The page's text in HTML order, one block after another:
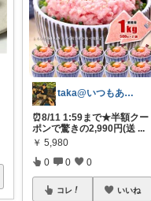
taka@いつもありがとうございます✨
⏰8/11 1:59まで★半額クー
ポンで驚きの2,990円(送 ...
￥ 5,980
0 0 0
コレ いいね